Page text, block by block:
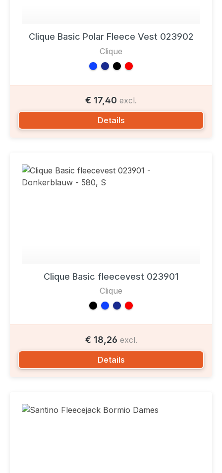
Clique Basic Polar Fleece Vest 023902
Clique
€ 17,40 excl.
Details
Clique Basic fleecevest 023901
Clique
€ 18,26 excl.
Details